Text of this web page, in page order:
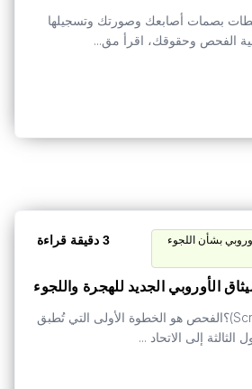
بصمات أصابعك وصورتك وتسجيلها
الفحص وحقوقك، اقرأ مق...
بشأن اللجوء
3 دقيقة قراءة
الأوروبي الجديد للهجرة واللجوء
ما هو الفحص (Screening)؟الفحص هو الخطوة الأولى التي تُطبق
إلى الاتحاد ...